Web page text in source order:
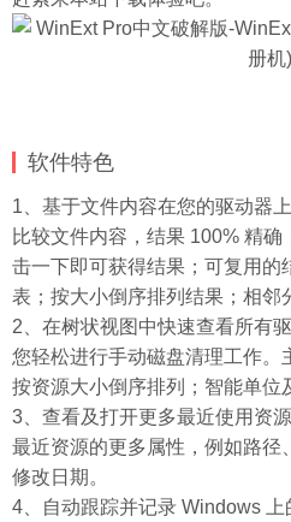
软件特色
1、基于文件内容在您的驱动器
比较文件内容，结果 100% 精
击一下即可获得结果；可复用的
表；按大小倒序排列结果；相邻
2、在树状视图中快速查看所有
您轻松进行手动磁盘清理工作。
按资源大小倒序排列；智能单位
3、查看及打开更多最近使用资
最近资源的更多属性，例如路径
修改日期。
4、自动跟踪并记录 Windows